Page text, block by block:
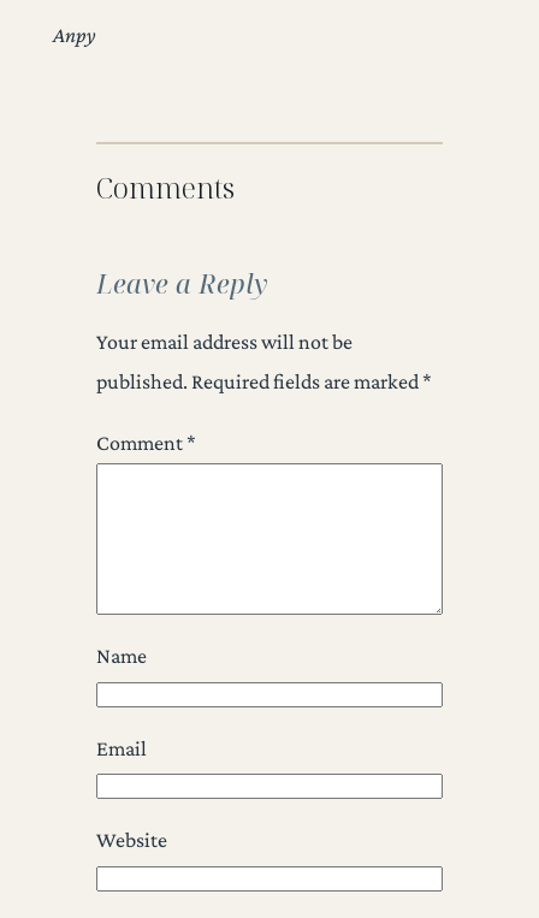
Anpy
Comments
Leave a Reply
Your email address will not be
published. Required fields are marked *
Comment *
Name
Email
Website